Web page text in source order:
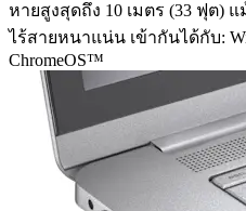
หายสูงสุดถึง 10 เมตร (33 ฟุ
ไร้สายหนาแน่น เข้ากันได้กับ:
ChromeOS™